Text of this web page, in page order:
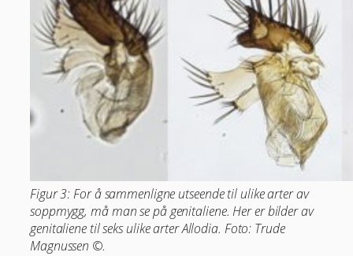
Figur 3: For å sammenligne utseende til ulike arter av
soppmygg, må man se på genitaliene. Her er bilder av
genitaliene til seks ulike arter Allodia. Foto: Trude
Magnussen ©.